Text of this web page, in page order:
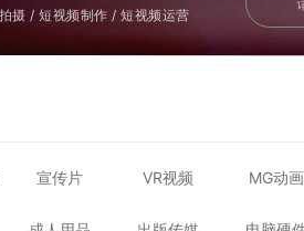
摄 / 短视频制作 / 短视频运营
宣传片 VR视频 MG动画